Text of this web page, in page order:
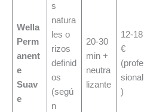
Wella
Perm
anent
e
Suav
e
s
natura
les o
rizos
definid
os
(segú
n
20-30
min +
neutra
lizante
12-18
€
(profe
sional
)